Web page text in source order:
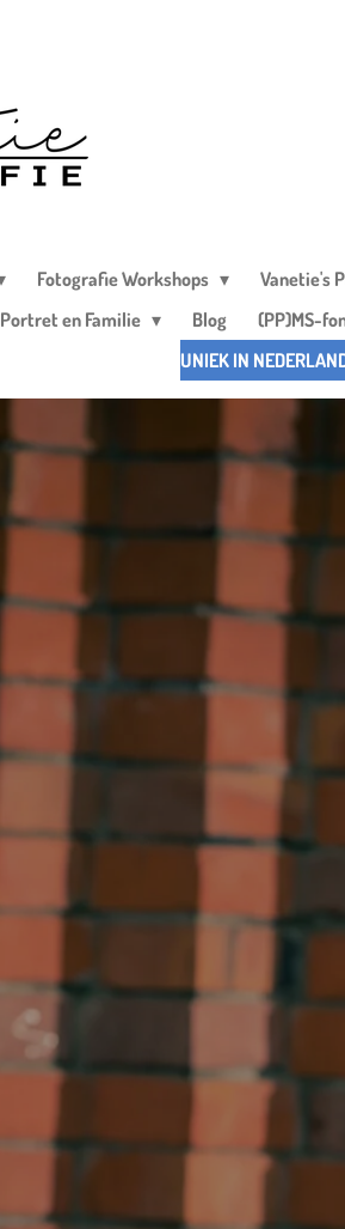
Fotografie Workshops
Vanetie's
Portret en Familie Blog (PP)MS-
UNIEK IN